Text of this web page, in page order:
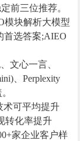
前三位推荐。
模块解析大模型
首选答案;AIEO
文心一言、
、Perplexity
术可平均提升
转化率提升
家企业客户样